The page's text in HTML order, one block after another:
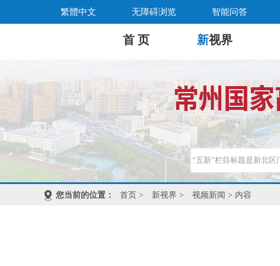
繁體中文 无障碍浏览 智能问答
首 页 新视界
您当前的位置： 首页 > 新视界 > 视频新闻 > 内容